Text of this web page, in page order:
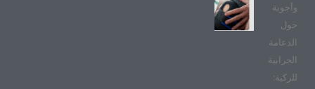
وأجوبة
حول
الدعامة
الجرابية
للركبة: